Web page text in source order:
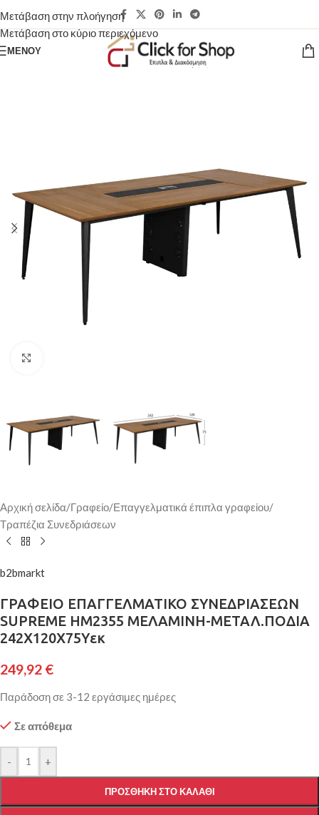
Μετάβαση στην πλοήγηση
Μετάβαση στο κύριο περιεχόμενο
ΜΕΝΟΎ
Αρχική σελίδα/Γραφείο/Επαγγελματικά έπιπλα γραφείου/
Τραπέζια Συνεδριάσεων
b2bmarkt
ΓΡΑΦΕΙΟ ΕΠΑΓΓΕΛΜΑΤΙΚΟ ΣΥΝΕΔΡΙΑΣΕΩΝ
SUPREME HM2355 ΜΕΛΑΜΙΝΗ-ΜΕΤΑΛ.ΠΟΔΙΑ
242Χ120Χ75Yεκ
249,92 €
Παράδοση σε 3-12 εργάσιμες ημέρες
Σε απόθεμα
- +
ΠΡΟΣΘΉΚΗ ΣΤΟ ΚΑΛΆΘΙ